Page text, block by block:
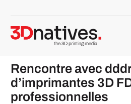
Rencontre avec
d’imprimantes 3D
professionnelles